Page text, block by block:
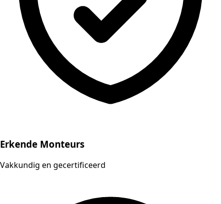
Erkende Monteurs
Vakkundig en gecertificeerd